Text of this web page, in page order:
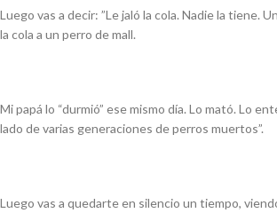
Luego vas a decir: ”Le jaló la cola. Nadie la tiene.
la cola a un perro demall.
Mi papá lo “durmió” ese mismo día. Lo mató. Lo
lado de varias generaciones de perros muertos”.
Luego vas a quedarte en silencio un tiempo,